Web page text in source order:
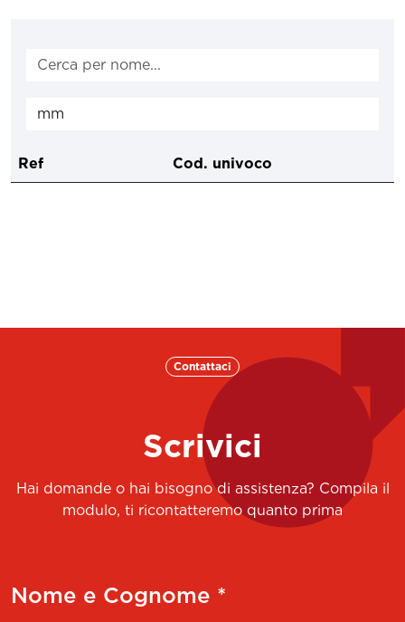
Ref Cod. univoco
Contattaci
Scrivici
Hai domande o hai bisogno di assistenza? Compila il
modulo, ti ricontatteremo quanto prima
Nome e Cognome *